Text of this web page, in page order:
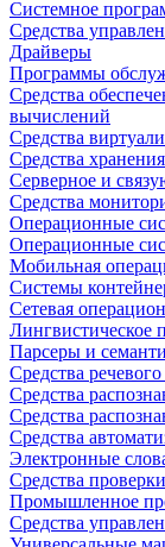
Системное
Средства
Драйверы
Программы
Средства
вычислений
Средства
Средства
Серверное и
Средства
Операционные
Операционные
Мобильная
Системы
Сетевая
Лингвистическое
Парсеры и
Средства
Средства
Средства
Средства
Электронные
Средства
Промышленное
Средства